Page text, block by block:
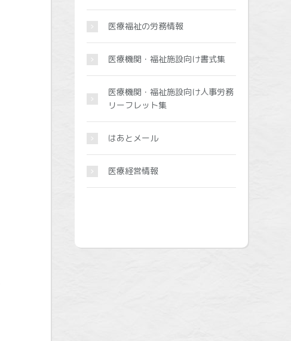
医療福祉の労務情報
医療機関・福祉施設向け書式集
医療機関・福祉施設向け人事労務
リーフレット集
はあとメール
医療経営情報